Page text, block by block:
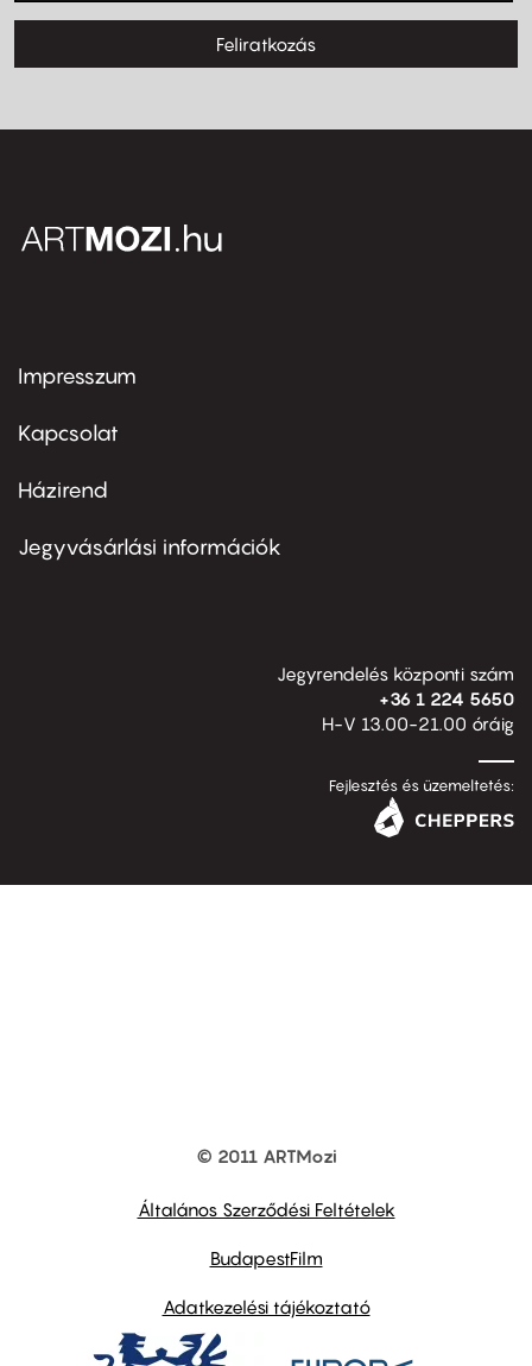
Feliratkozás
Footer
first
Impresszum
Kapcsolat
Footer
second
Házirend
Jegyvásárlási információk
Jegyrendelés központi szám
+36 1 224 5650
H-V 13.00-21.00 óráig
Fejlesztés és üzemeltetés:
© 2011 ARTMozi
Általános Szerződési Feltételek
BudapestFilm
Adatkezelési tájékoztató